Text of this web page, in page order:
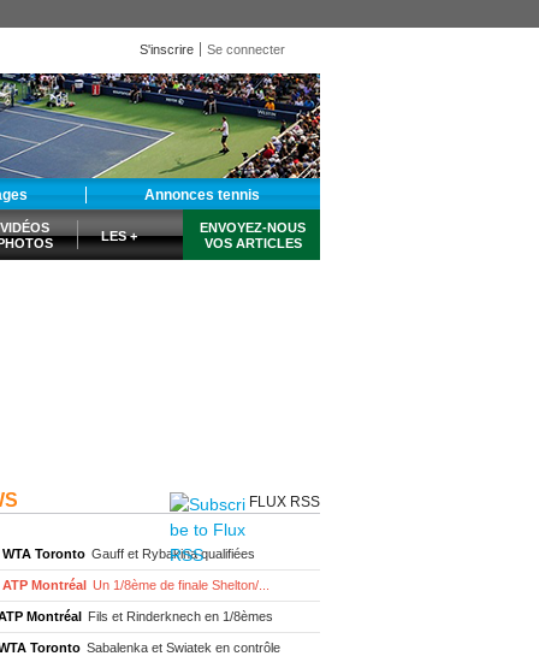
S'inscrire Se connecter
Annonces tennis
VIDÉOS
LES +
ENVOYEZ-NOUS
VOS ARTICLES
FLUX RSS
WTA Toronto Gauff et Rybakina qualifiées
ATP Montréal Un 1/8ème de finale Shelton/...
Montréal Fils et Rinderknech en 1/8èmes
Toronto Sabalenka et Swiatek en contrôle